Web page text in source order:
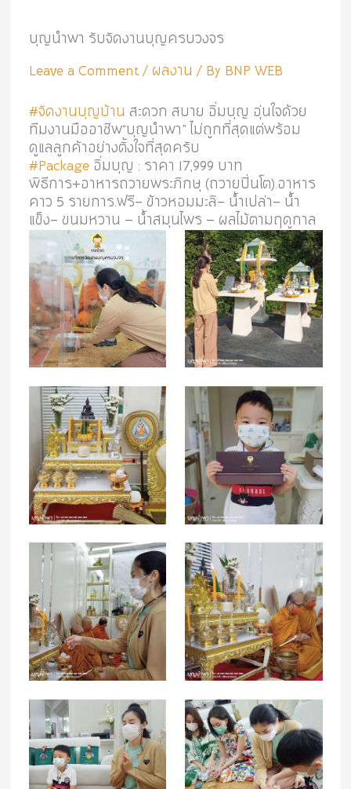
บุญนำพา รับจัดงานบุญครบวงจร
Leave a Comment/ผลงาน/ ByBNP WEB
#จัดงานบุญบ้าน สะดวก สบาย อิ่มบุญ อุ่นใจด้วย
ทีมงานมืออาชีพ“บุญนำพา” ไม่ถูกที่สุดแต่พร้อม
ดูแลลูกค้าอย่างตั้งใจที่สุดครับ
#Packageอิ่มบุญ : ราคา 17,999 บาท
พิธีการ+อาหารถวายพระภิกษุ (ถวายปิ่นโต).อาหาร
คาว 5 รายการ.ฟรี- ข้าวหอมมะลิ- น้ำเปล่า- น้ำ
แข็ง- ขนมหวาน – น้ำสมุนไพร – ผลไม้ตามฤดูกาล